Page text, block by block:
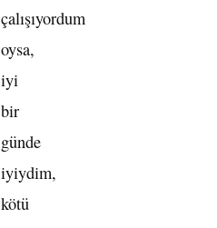
çalışıyordum
oysa,
iyi
bir
günde
iyiydim,
kötü